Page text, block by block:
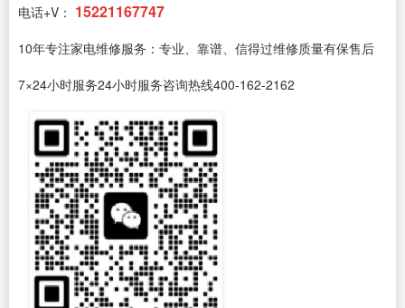
电话+V： 15221167747
10年专注家电维修服务：专业、靠谱、信得过维修质量有保售后
7×24小时服务24小时服务咨询热线400-162-2162